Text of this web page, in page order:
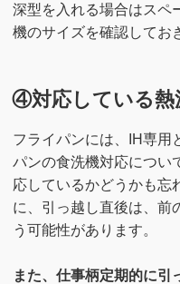
深型を入れる場合はスペ
機のサイズを確認してお
④対応している熱
フライパンには、IH専用
パンの食洗機対応につい
応しているかどうかも忘
に、引っ越し直後は、前
う可能性があります。
また、仕事柄定期的に引